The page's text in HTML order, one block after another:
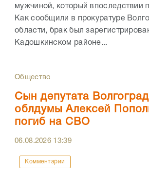
мужчиной, который впоследствии
Как сообщили в прокуратуре
области, брак был
Кадошкинском районе...
Общество
Сын депутата
облдумы Алексей
погиб на СВО
06.08.2026 13:39
Комментарии